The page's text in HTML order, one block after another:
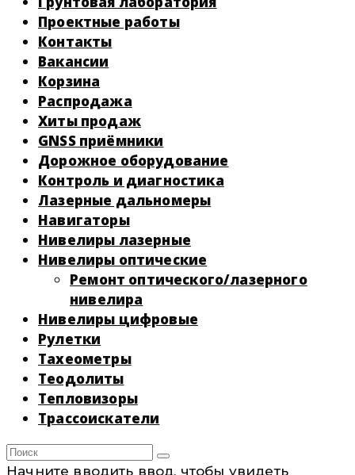
Проектные работы
Контакты
Вакансии
Корзина
Распродажа
Хиты продаж
GNSS приёмники
Дорожное оборудование
Контроль и диагностика
Лазерные дальномеры
Навигаторы
Нивелиры лазерные
Нивелиры оптические
Ремонт оптического/лазерного
нивелира
Нивелиры цифровые
Рулетки
Тахеометры
Теодолиты
Тепловизоры
Трассоискатели
Начните вводить ввод, чтобы увидеть